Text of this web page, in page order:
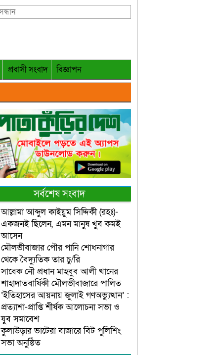
প্রবাসী সংবাদ
বিজ্ঞাপন
সর্বশেষ সংবাদ
আল্লামা আব্দুল কাইয়ুম সিদ্দিকী (রহঃ)-
একজনই ছিলেন, এমন মানুষ খুব কমই
আসেন
মৌলভীবাজার পৌর পানি শোধনাগার
থেকে বৈদ্যুতিক তার চু/রি
সাবেক নৌ প্রধান মাহবুব আলী খানের
শাহাদাতবার্ষিকী মৌলভীবাজারে পালিত
‘ইতিহাসের আয়নায় জুলাই গণঅভ্যুত্থান’ :
প্রত্যাশা-প্রাপ্তি শীর্ষক আলোচনা সভা ও
যুব সমাবেশ
কুলাউড়ার ভাটেরা বাজারে বিট পুলিশিং
সভা অনুষ্ঠিত